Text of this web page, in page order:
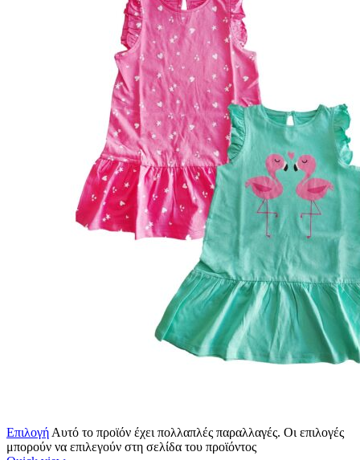
Επιλογή Αυτό το προϊόν έχει πολλαπλές παραλλαγές. Οι επιλογές
μπορούν να επιλεγούν στη σελίδα του προϊόντος